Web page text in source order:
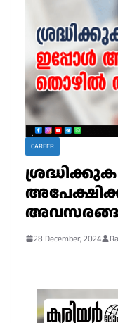
CAREER
28 December, 2024